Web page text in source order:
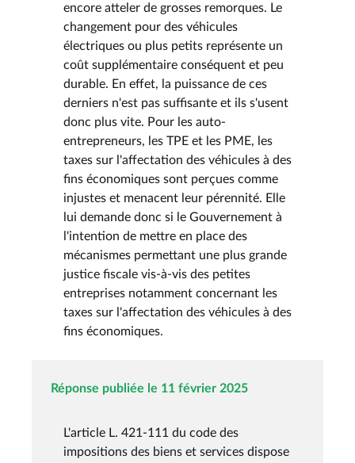
encore atteler de grosses remorques. Le
changement pour des véhicules
électriques ou plus petits représente un
coût supplémentaire conséquent et peu
durable. En effet, la puissance de ces
derniers n'est pas suffisante et ils s'usent
donc plus vite. Pour les auto-
entrepreneurs, les TPE et les PME, les
taxes sur l'affectation des véhicules à des
fins économiques sont perçues comme
injustes et menacent leur pérennité. Elle
lui demande donc si le Gouvernement à
l'intention de mettre en place des
mécanismes permettant une plus grande
justice fiscale vis-à-vis des petites
entreprises notamment concernant les
taxes sur l'affectation des véhicules à des
fins économiques.
Réponse publiée le 11 février 2025
L'article L. 421-111 du code des
impositions des biens et services dispose